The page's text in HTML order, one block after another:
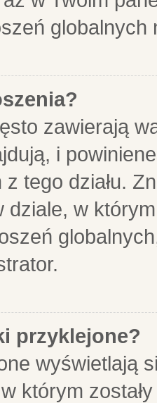
zawierają
i
tego działu.
dziale, w
przyklejone?
wyświetlają
którym